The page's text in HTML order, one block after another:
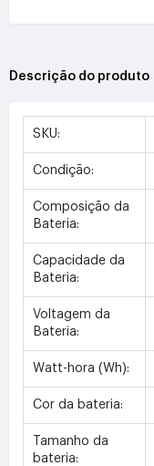
Descrição do produto
SKU:
Condição:
Composição da
Bateria:
Capacidade da
Bateria:
Voltagem da
Bateria:
Watt-hora (Wh):
Cor da bateria:
Tamanho da
bateria: